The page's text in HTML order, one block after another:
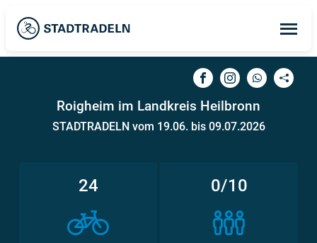
Roigheim im Landkreis Heilbronn
STADTRADELN vom 19.06. bis 09.07.2026
24 0/10